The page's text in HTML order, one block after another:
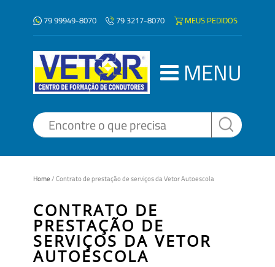
79 99949-8070 79 3217-8070 MEUS PEDIDOS
MENU
Home/Contrato de prestação de serviços da Vetor Autoescola
CONTRATO DE
PRESTAÇÃO DE
SERVIÇOS DA VETOR
AUTOESCOLA